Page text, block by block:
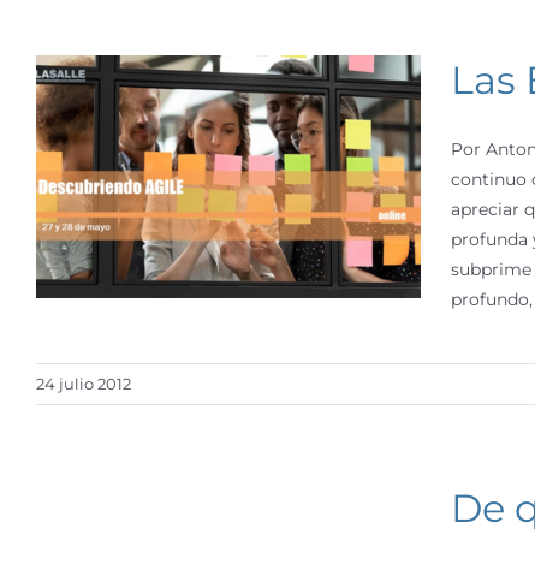
Las
Por
continuo
apreciar
profunda
subprime
24 julio 2012
De